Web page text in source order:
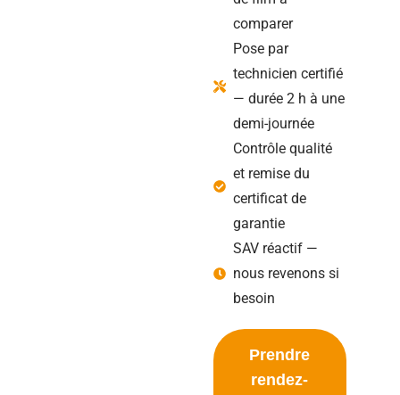
comparer
Pose par
technicien certifié
— durée 2 h à une
demi-journée
Contrôle qualité
et remise du
certificat de
garantie
SAV réactif —
nous revenons si
besoin
Prendre
rendez-